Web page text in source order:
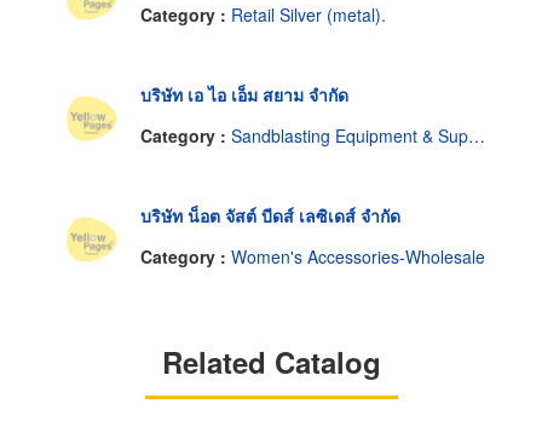
Category : Retail Silver (metal).
บริษัท เอ ไอ เอ็ม สยาม จำกัด
Category : Sandblasting Equipment & Supplies
บริษัท น็อต จัสต์ บีดส์ เลซิเดส์ จำกัด
Category : Women's Accessories-Wholesale
Related Catalog